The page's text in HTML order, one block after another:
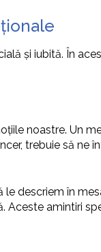
și iubită. În
noastre. Un
trebuie să ne
descriem în
Aceste amintiri